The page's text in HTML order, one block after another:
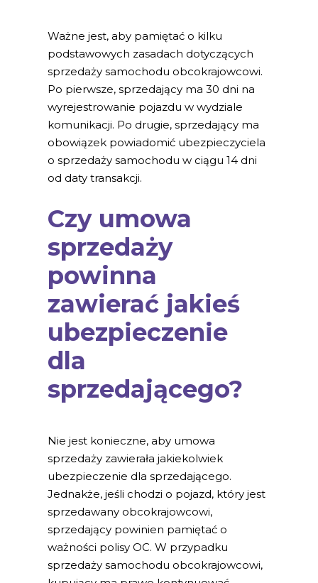
Ważne jest, aby pamiętać o kilku
podstawowych zasadach dotyczących
sprzedaży samochodu obcokrajowcowi.
Po pierwsze, sprzedający ma 30 dni na
wyrejestrowanie pojazdu w wydziale
komunikacji. Po drugie, sprzedający ma
obowiązek powiadomić ubezpieczyciela
o sprzedaży samochodu w ciągu 14 dni
od daty transakcji.
Czy umowa
sprzedaży
powinna
zawierać jakieś
ubezpieczenie
dla
sprzedającego?
Nie jest konieczne, aby umowa
sprzedaży zawierała jakiekolwiek
ubezpieczenie dla sprzedającego.
Jednakże, jeśli chodzi o pojazd, który jest
sprzedawany obcokrajowcowi,
sprzedający powinien pamiętać o
ważności polisy OC. W przypadku
sprzedaży samochodu obcokrajowcowi,